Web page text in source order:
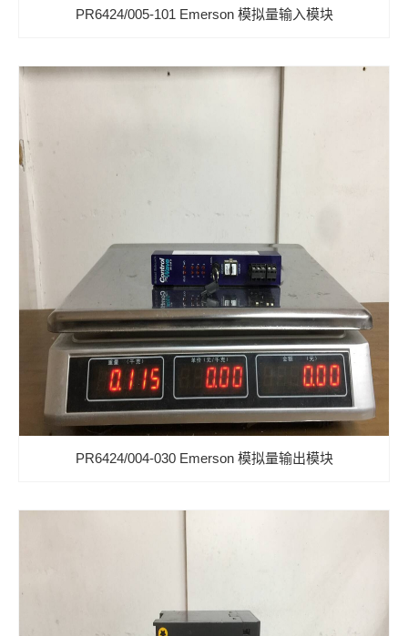
PR6424/005-101 Emerson 模拟量输入模块
PR6424/004-030 Emerson 模拟量输出模块